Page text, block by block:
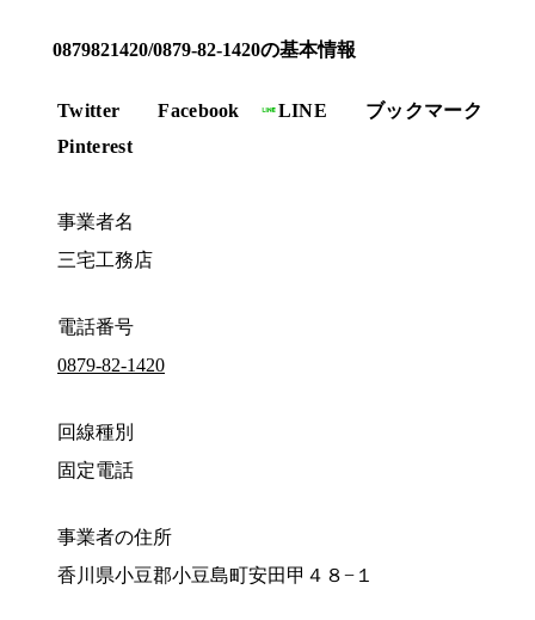
0879821420/0879-82-1420の基本情報
Twitter Facebook LINE
ブックマーク
Pinterest
事業者名
三宅工務店
電話番号
0879-82-1420
回線種別
固定電話
事業者の住所
香川県小豆郡小豆島町安田甲４８−１